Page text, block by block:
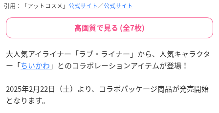
引用：「アットコスメ」 公式サイト／公式サイト
高画質で見る (全7枚)
大人気アイライナー「ラブ・ライナー」から、人気キャラクタ
ー「ちいかわ 」とのコラボレーションアイテムが登場！
2025年2月22日（土）より、コラボパッケージ商品が発売開始
となります。